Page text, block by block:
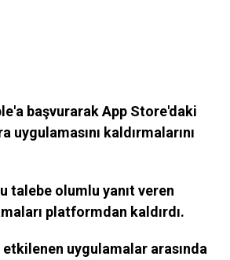
başvurarak App Store'daki
uygulamasını kaldırmalarını
talebe olumlu yanıt veren
platformdan kaldırdı.
uygulamalar arasında